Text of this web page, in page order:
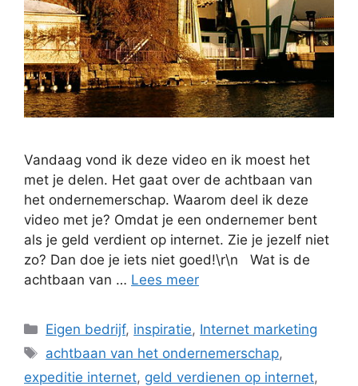
Vandaag vond ik deze video en ik moest het
met je delen. Het gaat over de achtbaan van
het ondernemerschap. Waarom deel ik deze
video met je? Omdat je een ondernemer bent
als je geld verdient op internet. Zie je jezelf niet
zo? Dan doe je iets niet goed!\r\n Wat is de
achtbaan van … Lees meer
Categorieën
Eigen bedrijf, inspiratie, Internet marketing
Tags
achtbaan van het ondernemerschap,
expeditie internet, geld verdienen op internet,